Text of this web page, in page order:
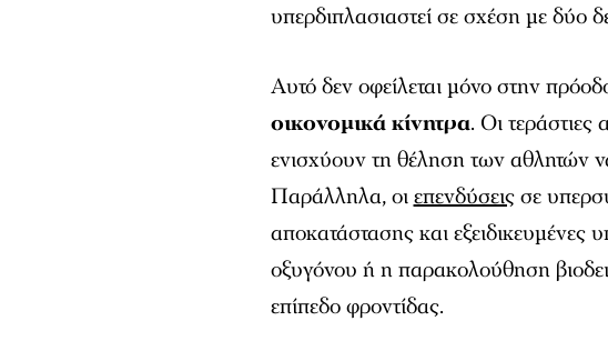
υπερδιπλασιαστεί σε σχέση με δύο
Αυτό δεν οφείλεται μόνο στην
οικονομικά κίνητρα. Οι
ενισχύουν τη θέληση των αθλητών
Παράλληλα, οιεπενδύσειςσε
αποκατάστασης και
οξυγόνου ή η παρακολούθηση
επίπεδο φροντίδας.